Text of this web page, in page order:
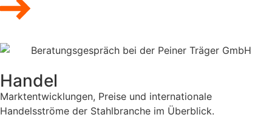
Handel
Marktentwicklungen, Preise und internationale
Handelsströme der Stahlbranche im Überblick.